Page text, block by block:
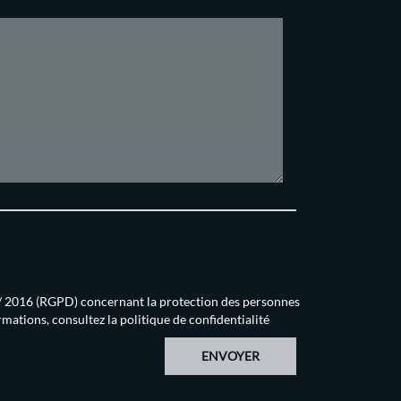
(RGPD) concernant la protection des personnes
consultez la politique de confidentialité
ENVOYER